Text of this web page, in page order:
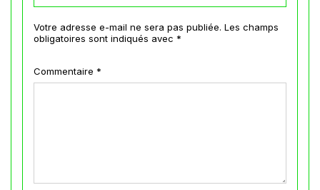
Votre adresse e-mail ne sera pas publiée. Les champs
obligatoires sont indiqués avec *
Commentaire *